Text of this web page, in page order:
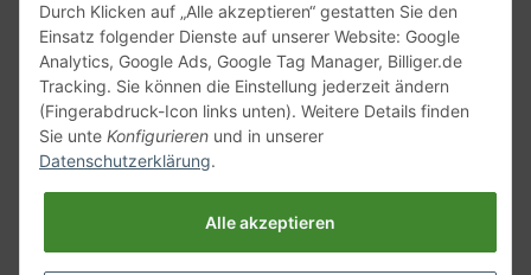
Versand mit
Durch Klicken auf „Alle akzeptieren“ gestatten Sie den
Einsatz folgender Dienste auf unserer Website: Google
Analytics, Google Ads, Google Tag Manager, Billiger.de
Tracking. Sie können die Einstellung jederzeit ändern
(Fingerabdruck-Icon links unten). Weitere Details finden
Sie unte Konfigurieren und in unserer
Datenschutzerklärung.
Alle akzeptieren